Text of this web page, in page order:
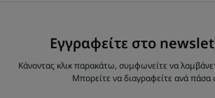
Εγγραφείτε στο
Κάνοντας κλικ παρακάτω, συμφωνείτε να
Μπορείτε να διαγραφείτε ανά πάσα